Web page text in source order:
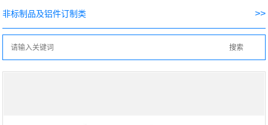
非标制品及铝件订制类 >>